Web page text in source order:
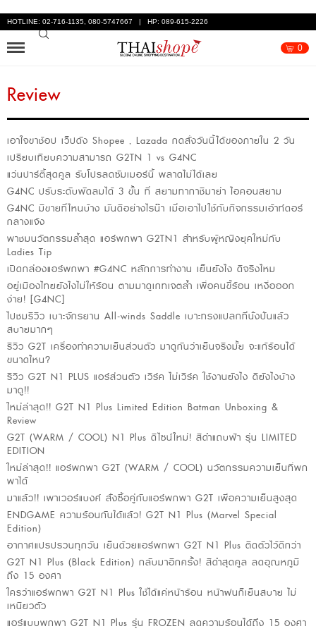
HOTLINE: 02-716-1135, 080-5747667 | HP: 089-615-2226
0
Review
เอาใจขาช้อป เว็ปดัง Shopee , Lazada กดสั่งวันนี้ได้ของภายใน 2 วัน
เปรียบเทียบความสามารถ G2TN 1 vs G4NC
แว่นปาร์ตี้สุดคูล รับโปรลดซัมเมอร์นี้ พลาดไม่ได้เลย
G4NC ปรับระดับพัดลมได้ 3 ขั้น ที่ สยามทากาชิมาย่า ไอคอนสยาม
G4NC มีขายที่ไหนบ้าง มันดีอย่างไรน๊า เมื่อเอาไปใช้กับกิจกรรมเอ้าท์ดอร์
กลางแจ้ง
พาชมนวัตกรรมล้ำสุด แอร์พกพา G2TN1 สำหรับผู้หญิงยุคใหม่กับ
Ladies Tip
เปิดกล่องแอร์พกพา #G4NC หลักการทำงาน เย็นยังไง ดีจริงไหม
อยู่เมืองไทยยังไงไม่ให้ร้อน ตามมาดูเกทเจตล้ำ เพื่อคนขี้ร้อน เหงื่อออก
ง่าย! [G4NC]
ไปชมรีวิว เบาะจักรยาน All-winds Saddle เบาะทรงแปลกที่นั่งปั่นแล้ว
สบายมากๆ
รีวิว G2T เครื่องทำความเย็นส่วนตัว มาดูกันว่าเย็นจริงมั้ย จะแก้ร้อนได้
ขนาดไหน?
รีวิว G2T N1 PLUS แอร์ส่วนตัว เวิร์ค ไม่เวิร์ค ใช้งานยังไง ดียังไงบ้าง
มาดู!!
ใหม่ล่าสุด!! G2T N1 Plus Limited Edition Batman Unboxing &
Review
G2T (WARM / COOL) N1 Plus ดีไซน์ใหม่! สีดำแถบฟ้า รุ่น LIMITED
EDITION
ใหม่ล่าสุด!! แอร์พกพา G2T (WARM / COOL) นวัตกรรมความเย็นที่พก
พาได้
มาแล้ว!! เพาเวอร์แบงค์ สั่งซื้อคู่กับแอร์พกพา G2T เพื่อความเย็นสูงสุด
ENDGAME ความร้อนกันได้แล้ว! G2T N1 Plus (Marvel Special
Edition)
อากาศแปรปรวนทุกวัน เย็นด้วยแอร์พกพา G2T N1 Plus ติดตัวไว้ดีกว่า
G2T N1 Plus (Black Edition) กลับมาอีกครั้ง! สีดำสุดคูล ลดอุณหภูมิ
ถึง 15 องศา
ใครว่าแอร์พกพา G2T N1 Plus ใช้ได้แค่หน้าร้อน หน้าฝนก็เย็นสบาย ไม่
เหนียวตัว
แอร์แบบพกพา G2T N1 Plus รุ่น FROZEN ลดความร้อนได้ถึง 15 องศา